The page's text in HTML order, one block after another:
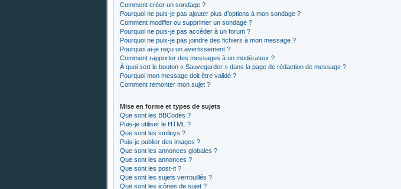
Comment créer un sondage ?
Pourquoi ne puis-je pas ajouter plus d’options à mon sondage ?
Comment modifier ou supprimer un sondage ?
Pourquoi ne puis-je pas accéder à un forum ?
Pourquoi ne puis-je pas joindre des fichiers à mon message ?
Pourquoi ai-je reçu un avertissement ?
Comment rapporter des messages à un modérateur ?
À quoi sert le bouton « Sauvegarder » dans la page de rédaction de message ?
Pourquoi mon message doit être validé ?
Comment remonter mon sujet ?
Mise en forme et types de sujets
Que sont les BBCodes ?
Puis-je utiliser le HTML ?
Que sont les smileys ?
Puis-je publier des images ?
Que sont les annonces globales ?
Que sont les annonces ?
Que sont les post-it ?
Que sont les sujets verrouillés ?
Que sont les icônes de sujet ?